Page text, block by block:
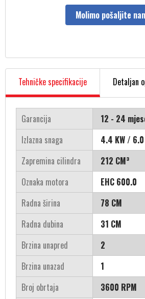
Molimo pošaljite
Tehničke specifikacije Detaljan
Garancija
12 - 24
Izlazna snaga
4.4 KW / 6.0
Zapremina cilindra
212 CM³
Oznaka motora
EHC 600.0
Radna širina
78 CM
Radna dubina
31 CM
Brzina unapred
2
Brzina unazad
1
Broj obrtaja
3600 RPM